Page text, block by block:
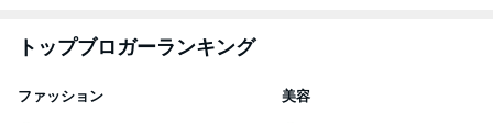
トップブロガーランキング
ファッション 美容